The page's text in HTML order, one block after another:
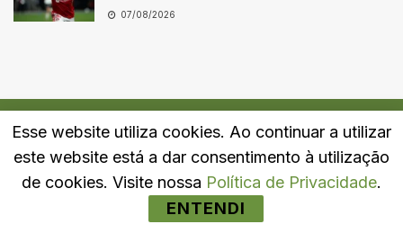
07/08/2026
Quem Somos Fale Conosco Política de Privacidade
Esse website utiliza cookies. Ao continuar a utilizar
este website está a dar consentimento à utilização
de cookies. Visite nossa Política de Privacidade.
ENTENDI